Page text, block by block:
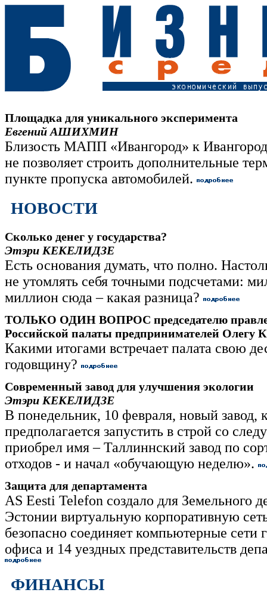
Площадка для уникального эксперимента
Евгений АШИХМИН
Близость МАПП «Ивангород» к
не позволяет строить дополнительные
пункте пропуска автомобилей.
НОВОСТИ
Сколько денег у государства?
Этэри КЕКЕЛИДЗЕ
Есть основания думать, что полно.
не утомлять себя точными подсчетами:
миллион сюда – какая разница?
ТОЛЬКО ОДИН ВОПРОС председателю
Российской палаты предпринимателей
Какими итогами встречает палата свою
годовщину?
Современный завод для улучшения экологии
Этэри КЕКЕЛИДЗЕ
В понедельник, 10 февраля, новый завод,
предполагается запустить в строй со
приобрел имя – Таллиннский завод по
отходов - и начал «обучающую неделю».
Защита для департамента
АS Eesti Telefon создало для Земельного
Эстонии виртуальную корпоративную
безопасно соединяет компьютерные сети
офиса и 14 уездных представительств
ФИНАНСЫ